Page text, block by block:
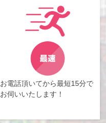
お電話頂いてから最短15分で
お伺いいたします！